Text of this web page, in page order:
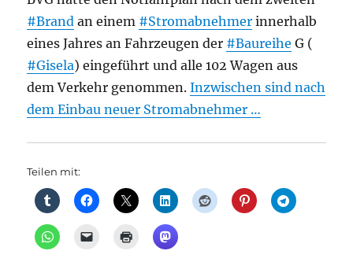
#Brand an einem #Stromabnehmer innerhalb
eines Jahres an Fahrzeugen der #Baureihe G (
#Gisela) eingeführt und alle 102 Wagen aus
dem Verkehr genommen.Inzwischen sind nach
dem Einbau neuer Stromabnehmer …
Teilen mit: